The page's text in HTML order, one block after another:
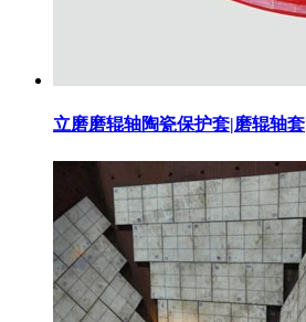
立磨磨辊轴陶瓷保护套|磨辊轴套